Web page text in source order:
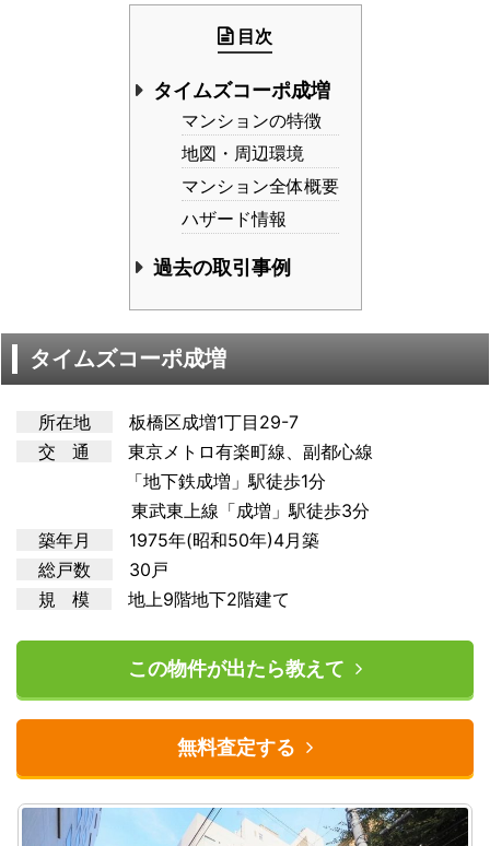
目次
タイムズコーポ成増
マンションの特徴
地図・周辺環境
マンション全体概要
ハザード情報
過去の取引事例
タイムズコーポ成増
所在地
板橋区成増1丁目29-7
交 通
東京メトロ有楽町線、副都心線
「地下鉄成増」駅徒歩1分
東武東上線「成増」駅徒歩3分
築年月
1975年(昭和50年)4月築
総戸数
30戸
規 模
地上9階地下2階建て
この物件が出たら教えて
無料査定する